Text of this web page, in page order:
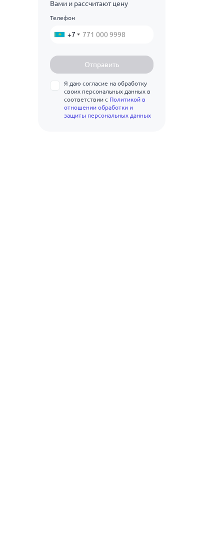
350
130
140
145
150
155
160
Вами и рассчитают цену
Телефон
+7
Отправить
Я даю согласие на обработку
своих персональных данных в
соответствии с Политикой в
отношении обработки и
защиты персональных данных